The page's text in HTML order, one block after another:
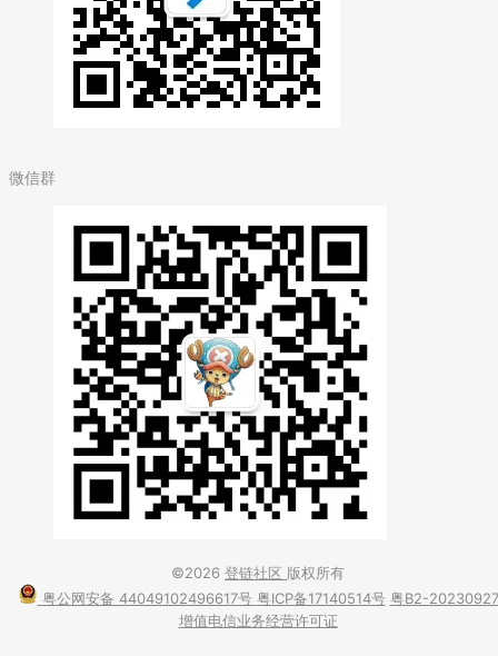
微信群
©2026 登链社区 版权所有
粤公网安备 44049102496617号 粤ICP备17140514号 粤B2-20230927
增值电信业务经营许可证